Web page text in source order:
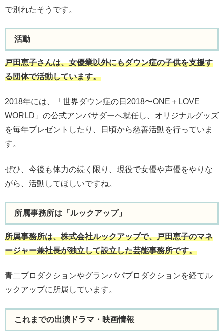
で別れたそうです。
活動
戸田恵子さんは、女優業以外にもダウン症の子供を支援す
る団体で活動しています。
2018年には、「世界ダウン症の日2018〜ONE＋LOVE
WORLD」の公式アンバサダーへ就任し、オリジナルグッズ
を毎年プレゼントしたり、日頃から慈善活動を行っていま
す。
ぜひ、今後も体力の続く限り、現役で女優や声優をやりな
がら、活動してほしいですね。
所属事務所は「ルックアップ」
所属事務所は、株式会社ルックアップで、戸田恵子のマネ
ージャー兼社長が独立して設立した芸能事務所です。
青二プロダクションやグランパパプロダクションを経てル
ックアップに所属しています。
これまでの出演ドラマ・映画情報